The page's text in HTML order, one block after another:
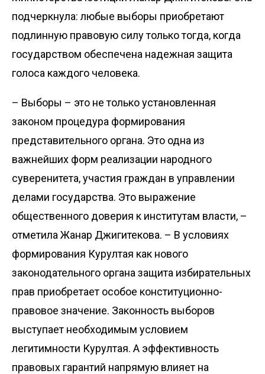
подчеркнула: любые выборы приобретают
подлинную правовую силу только тогда, когда
государством обеспечена надежная защита
голоса каждого человека.
– Выборы – это не только установленная
законом процедура формирования
представительного органа. Это одна из
важнейших форм реализации народного
суверенитета, участия граждан в управлении
делами государства. Это выражение
общественного доверия к институтам власти, –
отметила Жанар Джигитекова. – В условиях
формирования Курултая как нового
законодательного органа защита избирательных
прав приобретает особое конституционно-
правовое значение. Законность выборов
выступает необходимым условием
легитимности Курултая. А эффективность
правовых гарантий напрямую влияет на